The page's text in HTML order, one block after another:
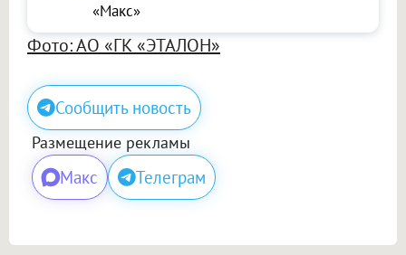
«Макс»
Фото: АО «ГК «ЭТАЛОН»
Сообщить новость
Размещение рекламы
Макс Телеграм